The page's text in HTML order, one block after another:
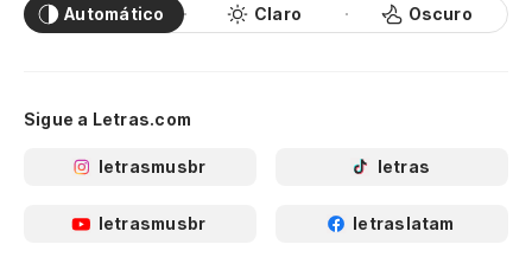
Automático Claro Oscuro
Sigue a Letras.com
letrasmusbr letras
letrasmusbr letraslatam